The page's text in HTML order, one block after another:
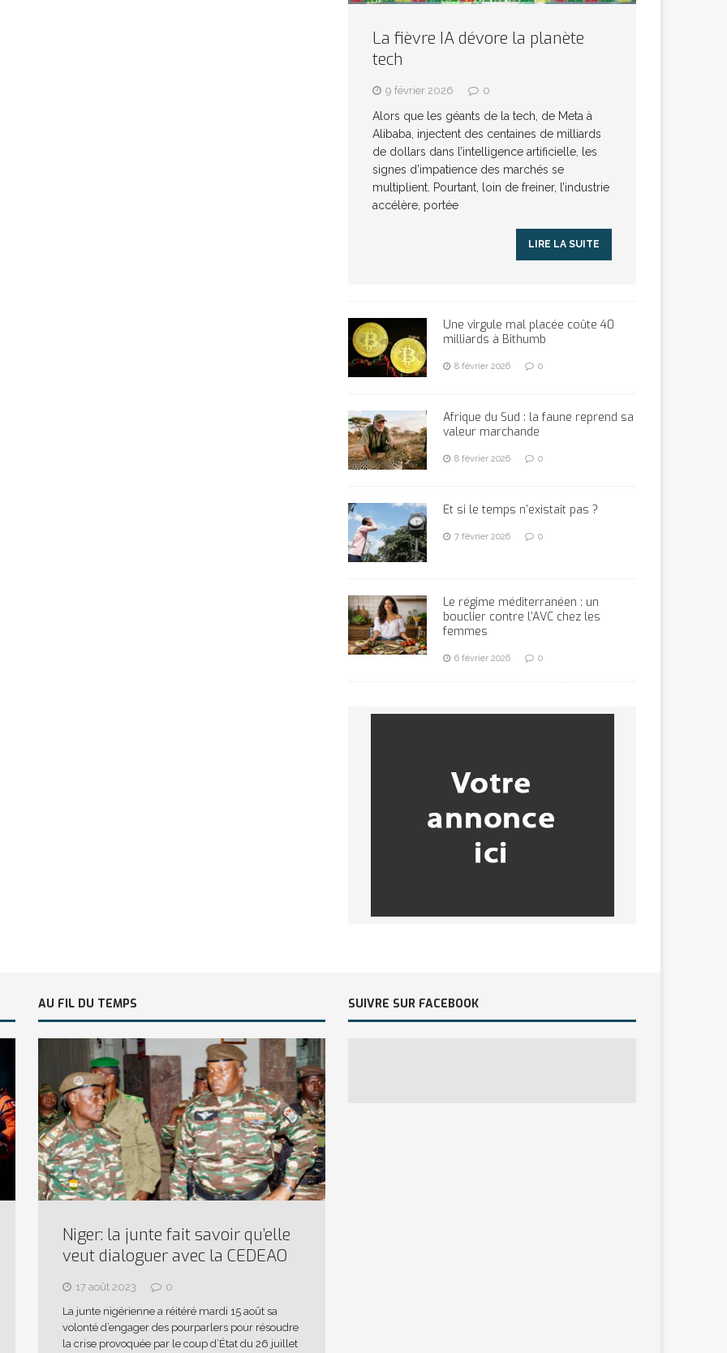
La fièvre IA dévore la planète
tech
9 février 2026 0
Alors que les géants de la tech, de Meta à
Alibaba, injectent des centaines de milliards
de dollars dans l’intelligence artificielle, les
signes d’impatience des marchés se
multiplient. Pourtant, loin de freiner, l’industrie
accélère, portée
LIRE LA SUITE
Une virgule mal placée coûte 40
milliards à Bithumb
8 février 2026 0
Afrique du Sud : la faune reprend sa
valeur marchande
8 février 2026 0
Et si le temps n’existait pas ?
7 février 2026 0
Le régime méditerranéen : un
bouclier contre l’AVC chez les
femmes
6 février 2026 0
AU FIL DU TEMPS
Niger: la junte fait savoir qu’elle
veut dialoguer avec la CEDEAO
17 août 2023
0
La junte nigérienne a réitéré mardi 15 août sa
volonté d’engager des pourparlers pour résoudre
la crise provoquée par le coup d’État du 26 juillet
SUIVRE SUR FACEBOOK